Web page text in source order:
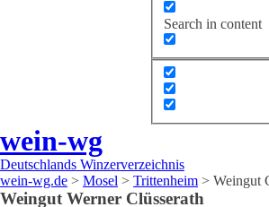
Search in content
wein-wg
Deutschlands Winzerverzeichnis
wein-wg.de > Mosel > Trittenheim > Weingut
Weingut Werner Clüsserath